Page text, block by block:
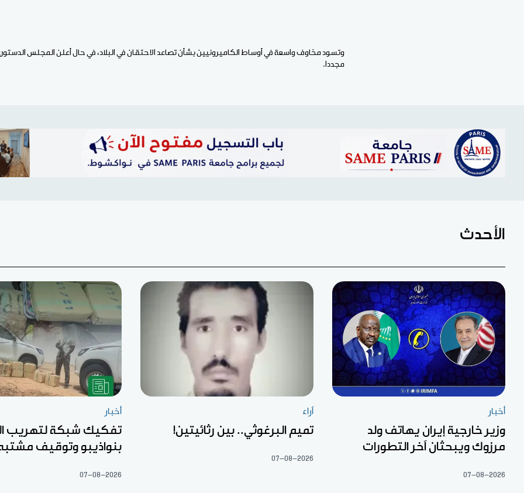
وتسود مخاوف واسعة في أوساط الكاميرونيين بشأن تصاعد الاحتقان في البلاد، في حال أعلن المجلس
مجددا.
الأحدث
أخبار
وزير خارجية إيران يهاتف ولد
مرزوك ويبحثان آخر التطورات
07-08-2026
آراء
تميم البرغوثي.. بين رثائيتين!
07-08-2026
أخبار
تفكيك شبكة لتهريب
بنواذيبو وتوقيف
07-08-2026